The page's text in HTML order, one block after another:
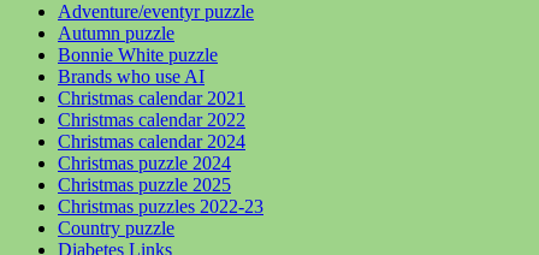
Adventure/eventyr puzzle
Autumn puzzle
Bonnie White puzzle
Brands who use AI
Christmas calendar 2021
Christmas calendar 2022
Christmas calendar 2024
Christmas puzzle 2024
Christmas puzzle 2025
Christmas puzzles 2022-23
Country puzzle
Diabetes Links